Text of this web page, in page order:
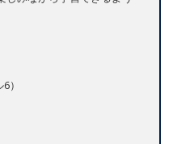
）